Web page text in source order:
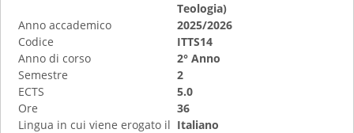
Teologia)
Anno accademico
2025/2026
Codice
ITTS14
Anno di corso
2° Anno
Semestre
2
ECTS
5.0
Ore
36
Lingua in cui viene erogato il Italiano